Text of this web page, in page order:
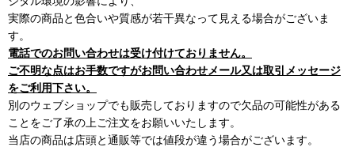
実際の商品と色合いや質感が若干異なって見える場合がございま
す。
電話でのお問い合わせは受け付けておりません。
ご不明な点はお手数ですがお問い合わせメール又は取引メッセージ
をご利用下さい。
別のウェブショップでも販売しておりますので欠品の可能性がある
ことをご了承の上ご注文をお願いいたします。
当店の商品は店頭と通販等では値段が違う場合がございます。